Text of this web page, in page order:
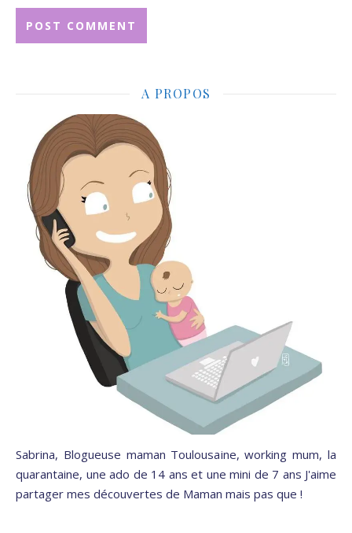
A PROPOS
Sabrina, Blogueuse maman Toulousaine, working mum, la
quarantaine, une ado de 14 ans et une mini de 7 ans J'aime
partager mes découvertes de Maman mais pas que !